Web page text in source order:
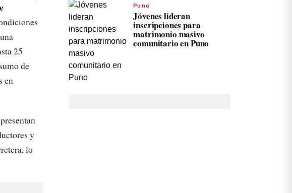
25
de
en
y
lo
Puno
Jóvenes lideran
inscripciones para
matrimonio masivo
comunitario en Puno